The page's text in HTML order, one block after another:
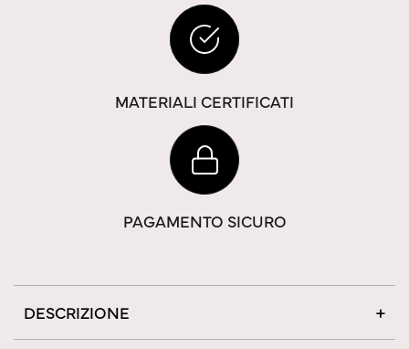
MATERIALI CERTIFICATI
PAGAMENTO SICURO
DESCRIZIONE